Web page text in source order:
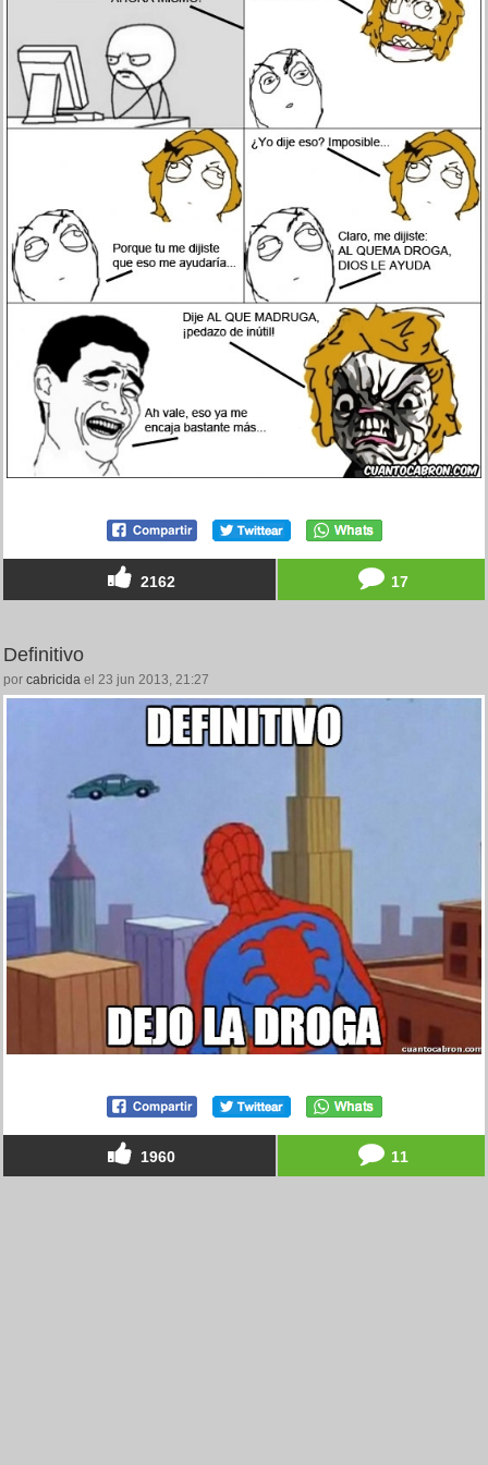
2162 17
Definitivo
por cabricida el 23 jun 2013, 21:27
1960 11